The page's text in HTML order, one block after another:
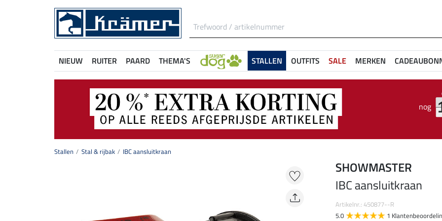
NIEUW RUITER PAARD THEMA'S STALLEN OUTFITS SALE MERKEN
nog
Stallen Stal & rijbak IBC aansluitkraan
SHOWMASTER
IBC aansluitkraan
Artikelnr.: 450877--R
5.0
1